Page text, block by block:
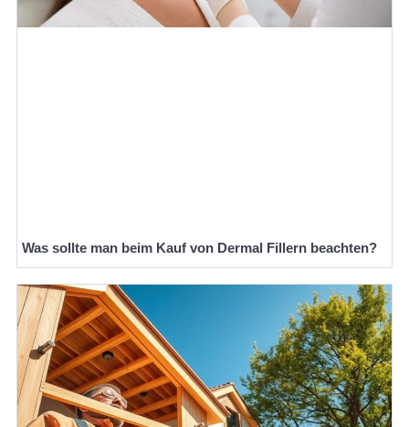
Was sollte man beim Kauf von Dermal Fillern beachten?